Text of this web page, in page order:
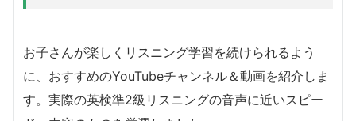
お子さんが楽しくリスニング学習を続けられるよう
に、おすすめのYouTubeチャンネル＆動画を紹介しま
す。実際の英検準2級リスニングの音声に近いスピー